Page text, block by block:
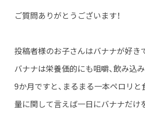
ご質問ありがとうございます！
投稿者様のお子さんはバナナが好き
バナナは栄養価的にも咀嚼、飲み込
9か月ですと、まるまる一本ペロリ
量に関して言えば一日にバナナだけ